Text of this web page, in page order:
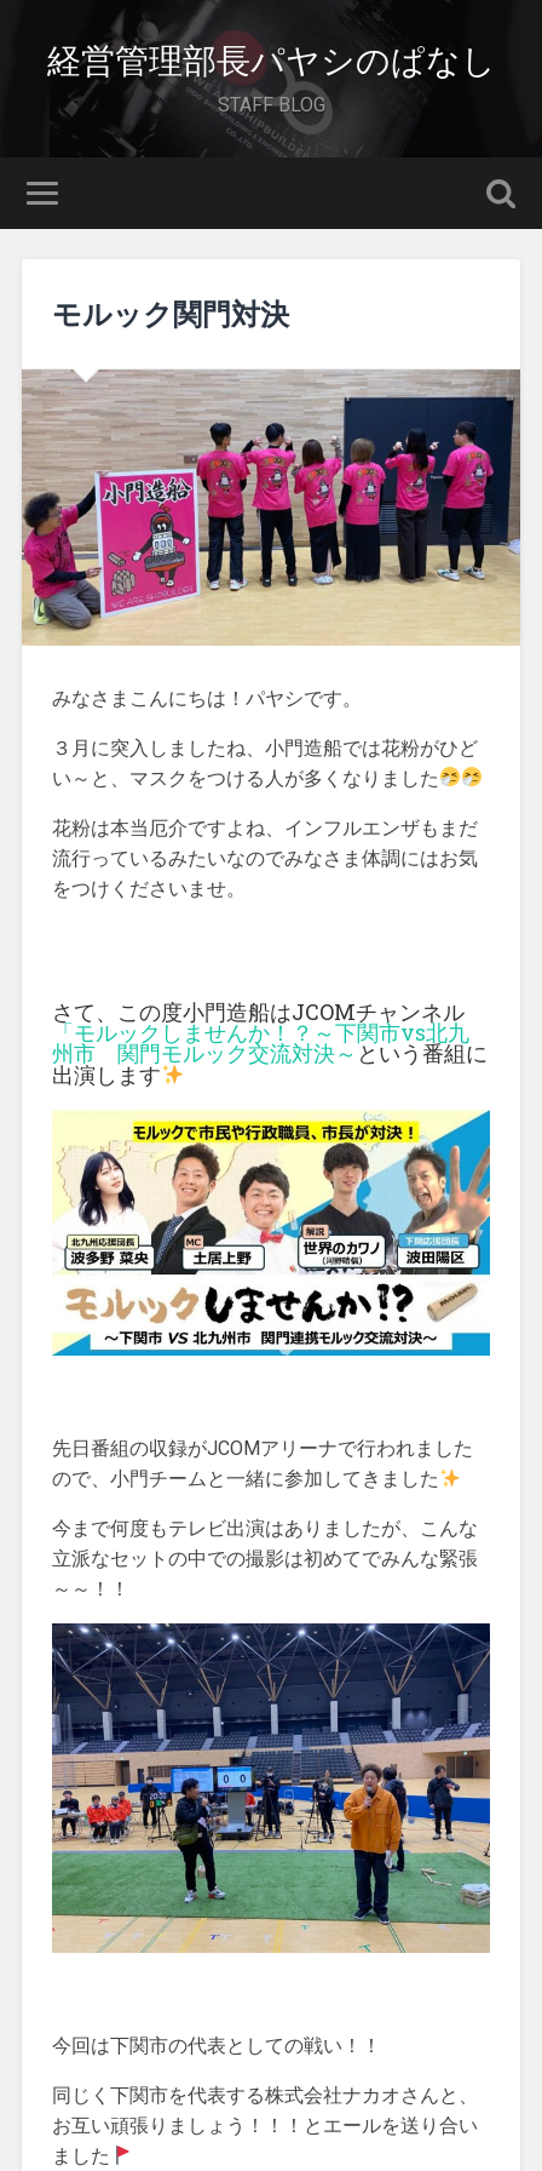
経営管理部長パヤシのぱなし
STAFF BLOG
モルック関門対決
みなさまこんにちは！パヤシです。
３月に突入しましたね、小門造船では花粉がひど
い～と、マスクをつける人が多くなりました
花粉は本当厄介ですよね、インフルエンザもまだ
流行っているみたいなのでみなさま体調にはお気
をつけくださいませ。
さて、この度小門造船はJCOMチャンネル
「モルックしませんか！？～下関市vs北九
州市 関門モルック交流対決～という番組に
出演します
先日番組の収録がJCOMアリーナで行われました
ので、小門チームと一緒に参加してきました
今まで何度もテレビ出演はありましたが、こんな
立派なセットの中での撮影は初めてでみんな緊張
～～！！
今回は下関市の代表としての戦い！！
同じく下関市を代表する株式会社ナカオさんと、
お互い頑張りましょう！！！とエールを送り合い
ました